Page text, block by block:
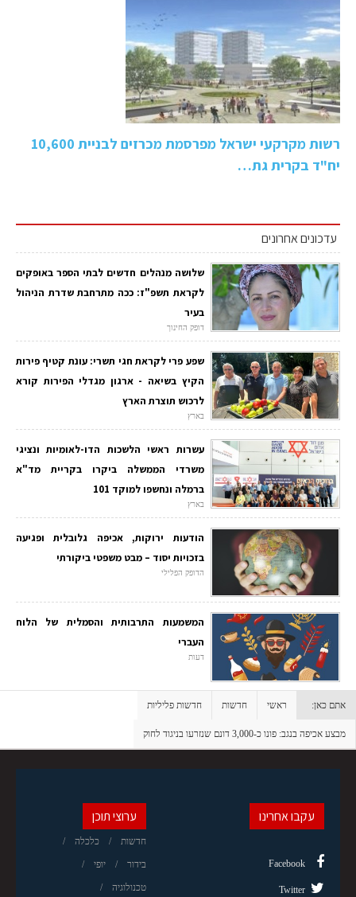
רשות מקרקעי ישראל מפרסמת מכרזים לבניית 10,600
יח"ד בקרית גת…
עדכונים אחרונים
שלושה מנהלים חדשים לבתי הספר באופקים
לקראת תשפ"ז: ככה מתרחבת שדרת הניהול
בעיר
דופק החינוך
שפע פרי לקראת חגי תשרי: עונת קטיף פירות
הקיץ בשיאה - ארגון מגדלי הפירות קורא
לרכוש תוצרת הארץ
בארץ
עשרות ראשי הלשכות הדו-לאומיות ונציגי
משרדי הממשלה ביקרו בקריית מד"א
ברמלה ונחשפו למוקד 101
בארץ
הודעות ירוקות, אכיפה גלובלית ופגיעה
בזכויות יסוד – מבט משפטי ביקורתי
הדופק הפלילי
המשמעות התרבותית והסמלית של הלוח
העברי
דעות
אתם כאן: ראשי חדשות חדשות פליליות
מבצע אכיפה בנגב: פונו כ-3,000 דונם שנזרעו בניגוד לחוק
ערוצי תוכן
חדשות כלכלה
בידור יופי
טכנולוגיה
עקבו אחרינו
Facebook
Twitter